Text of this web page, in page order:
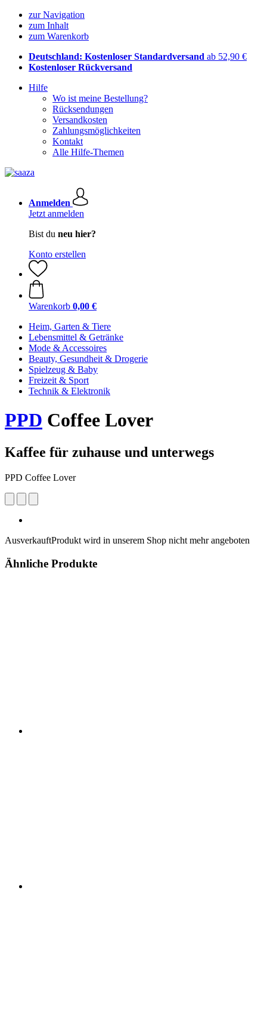
zur Navigation
zum Inhalt
zum Warenkorb
Deutschland: Kostenloser Standardversand ab 52,90 €
Kostenloser Rückversand
Hilfe
Wo ist meine Bestellung?
Rücksendungen
Versandkosten
Zahlungsmöglichkeiten
Kontakt
Alle Hilfe-Themen
Anmelden
Jetzt anmelden
Bist du neu hier?
Konto erstellen
Warenkorb 0,00 €
Heim, Garten & Tiere
Lebensmittel & Getränke
Mode & Accessoires
Beauty, Gesundheit & Drogerie
Spielzeug & Baby
Freizeit & Sport
Technik & Elektronik
PPD Coffee Lover
Kaffee für zuhause und unterwegs
PPD Coffee Lover
AusverkauftProdukt wird in unserem Shop nicht mehr angeboten
Ähnliche Produkte